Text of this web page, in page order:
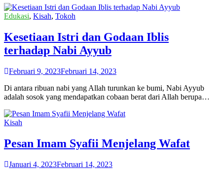
Edukasi, Kisah, Tokoh
Kesetiaan Istri dan Godaan Iblis
terhadap Nabi Ayyub
Februari 9, 2023Februari 14, 2023
Di antara ribuan nabi yang Allah turunkan ke bumi, Nabi Ayyub
adalah sosok yang mendapatkan cobaan berat dari Allah berupa…
Kisah
Pesan Imam Syafii Menjelang Wafat
Januari 4, 2023Februari 14, 2023